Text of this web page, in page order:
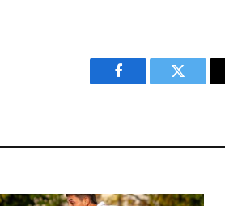
Facebook Twitter